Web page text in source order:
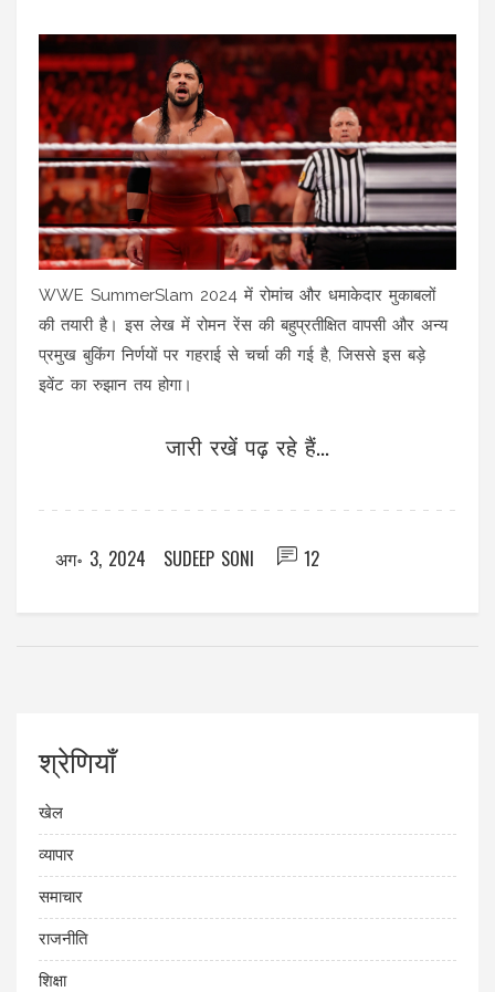
WWE SummerSlam 2024 में रोमांच और धमाकेदार मुकाबलों
की तयारी है। इस लेख में रोमन रेंस की बहुप्रतीक्षित वापसी और अन्य
प्रमुख बुकिंग निर्णयों पर गहराई से चर्चा की गई है, जिससे इस बड़े
इवेंट का रुझान तय होगा।
जारी रखें पढ़ रहे हैं...
अग॰ 3, 2024 SUDEEP SONI 12
श्रेणियाँ
खेल
व्यापार
समाचार
राजनीति
शिक्षा